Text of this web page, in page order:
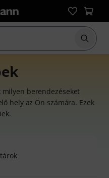
milyen berendezéseket
hely az Ön számára. Ezek